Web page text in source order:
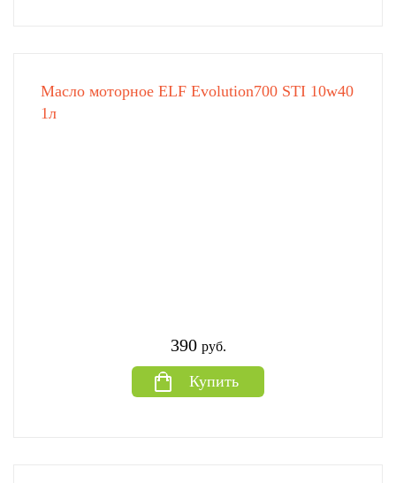
Масло моторное ELF Evolution700 STI 10w40
1л
390 руб.
Купить